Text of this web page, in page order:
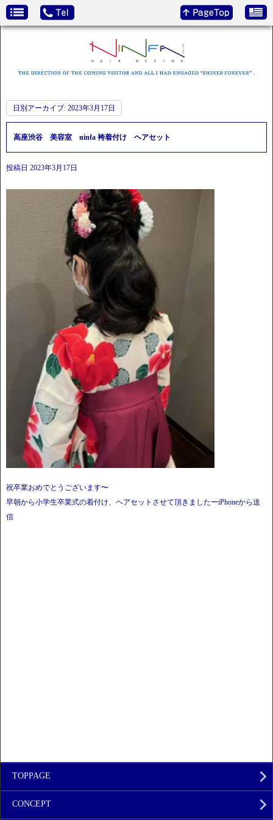
日別アーカイブ: 2023年3月17日
高座渋谷 美容室 ninfa 袴着付け ヘアセット
投稿日 2023年3月17日
祝卒業おめでとうございます〜
早朝から小学生卒業式の着付け、ヘアセットさせて頂きましたーiPhoneから送
信
TOPPAGE
CONCEPT